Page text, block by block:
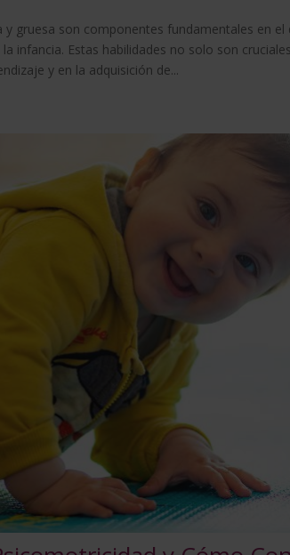
y gruesa son componentes fundamentales en
infancia. Estas habilidades no solo son
y en la adquisición de...